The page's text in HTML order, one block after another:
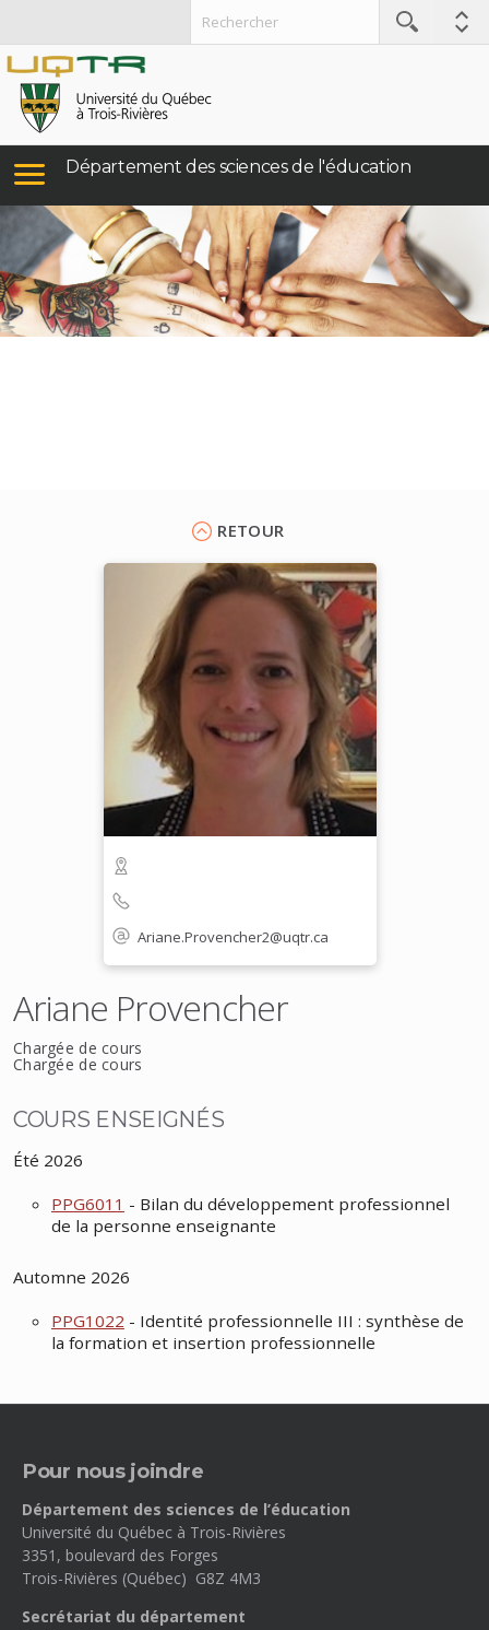
Département des sciences de l'éducation
RETOUR
Ariane.Provencher2@uqtr.ca
Ariane Provencher
Chargée de cours
Chargée de cours
COURS ENSEIGNÉS
Été 2026
PPG6011 - Bilan du développement professionnel
de la personne enseignante
Automne 2026
PPG1022 - Identité professionnelle III : synthèse de
la formation et insertion professionnelle
Pour nous joindre
Département des sciences de l’éducation
Université du Québec à Trois-Rivières
3351, boulevard des Forges
Trois-Rivières (Québec) G8Z 4M3
Secrétariat du département